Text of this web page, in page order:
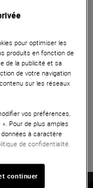
pour optimiser les
produits en fonction de
de la publicité et sa
de votre navigation
sur les réseaux
vos préférences,
Pour de plus amples
à caractère
de confidentialité.
continuer